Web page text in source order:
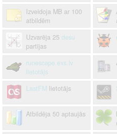
Izveidoja MB ar 100
atbildēm
Uzvarēja 25 desu
partijas
runescape.exs.lv
lietotājs
LastFM lietotājs
Atbildēja 50 aptaujās